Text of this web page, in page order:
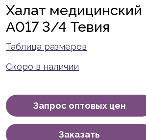
Халат
A017 3/4 Тевия
Таблица размеров
Скоро в наличии
Запрос оптовых цен
Заказать